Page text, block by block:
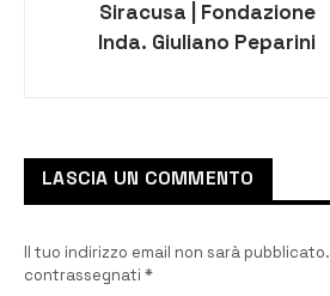
Siracusa | Fondazione
Inda. Giuliano Peparini
Sartori
LASCIA UN COMMENTO
Il tuo indirizzo email non sarà pubblicato.
contrassegnati *